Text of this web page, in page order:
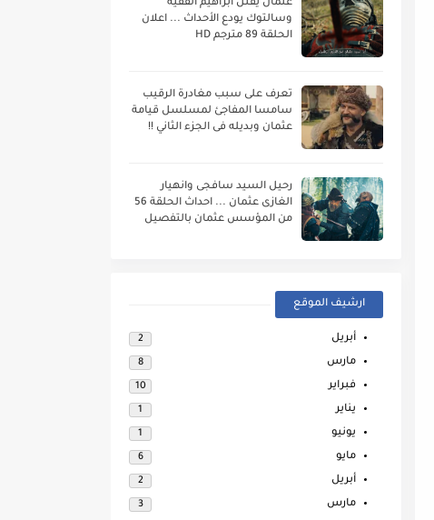
عثمان يقتل ابراهيم الفقيه
وسالتوك يودع الأحداث ... اعلان
الحلقة 89 مترجم HD
تعرف على سبب مغادرة الرقيب
سامسا المفاجئ لمسلسل قيامة
عثمان وبديله فى الجزء الثاني !!
رحيل السيد سافجى وانهيار
الغازى عثمان ... احداث الحلقة 56
من المؤسس عثمان بالتفصيل
ارشيف الموقع
أبريل 2
مارس 8
فبراير 10
يناير 1
يونيو 1
مايو 6
أبريل 2
مارس 3